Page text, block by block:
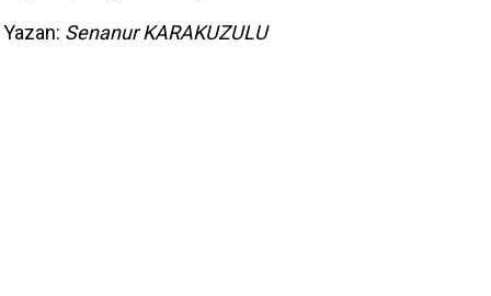
Yazan: Senanur KARAKUZULU